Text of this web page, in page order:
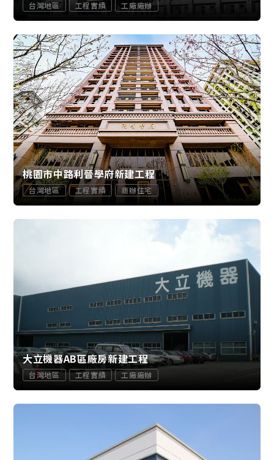
台灣地區 工程實績 工廠廠辦
桃園市中路利晉學府新建工程
台灣地區 工程實績 商辦住宅
大立機器AB區廠房新建工程
台灣地區 工程實績 工廠廠辦